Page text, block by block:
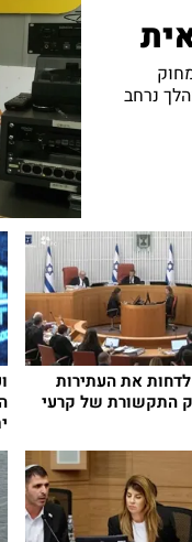
נרחב
את העתירות
התקשורת של קרעי